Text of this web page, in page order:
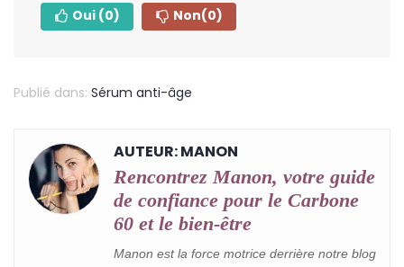
Oui (0) Non(0)
Publié dans: Sérum anti-âge
AUTEUR: MANON
Rencontrez Manon, votre guide
de confiance pour le Carbone
60 et le bien‑être
Manon est la force motrice derrière notre blog